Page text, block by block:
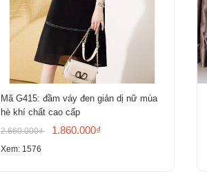
Mã G415: đầm váy đen giản dị nữ mùa
hè khí chất cao cấp
2.660.000₫ 1.860.000₫
Xem: 1576